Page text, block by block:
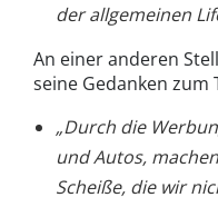
der allgemeinen
An einer anderen
seine Gedanken
„Durch die
und Autos,
Scheiße, die wir